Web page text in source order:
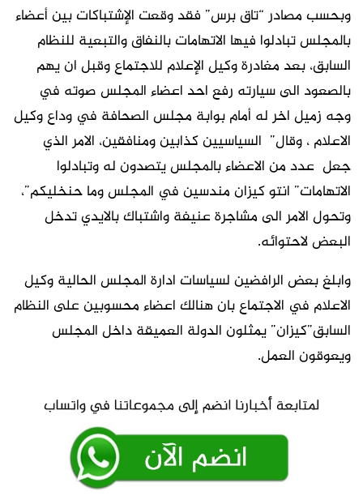
وبحسب مصادر “تاق برس” فقد وقعت الإشتباكات بين أعضاء
بالمجلس تبادلوا فيها الاتهامات بالنفاق والتبعية للنظام
السابق، بعد مغادرة وكيل الإعلام للاجتماع وقبل ان يهم
بالصعود الى سيارته رفع احد اعضاء المجلس صوته في
وجه زميل اخر له أمام بوابة مجلس الصحافة في وداع وكيل
الاعلام ، وقال” السياسيين كذابين ومنافقين، الامر الذي
جعل عدد من الاعضاء بالمجلس يتصدون له وتبادلوا
الاتهامات” انتو كيزان مندسين في المجلس وما حنخليكم”،
وتحول الامر الى مشاجرة عنيفة واشتباك بالايدي تدخل
البعض لاحتوائه.
وابلغ بعض الرافضين لسياسات ادارة المجلس الحالية وكيل
الاعلام في الاجتماع بان هنالك اعضاء محسوبين على النظام
السابق”كيزان” يمثلون الدولة العميقة داخل المجلس
ويعوقون العمل.